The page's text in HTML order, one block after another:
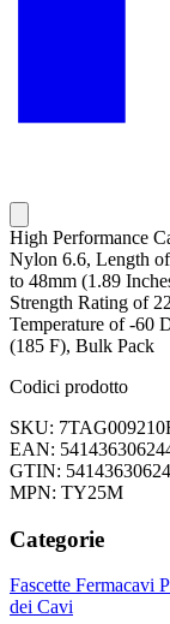
High Performance
Nylon 6.6, Length
to 48mm (1.89
Strength Rating of
Temperature of -60
(185 F), Bulk Pack
Codici prodotto
SKU:
EAN:
GTIN:
MPN: TY25M
Categorie
Fascette Fermacavi
dei Cavi